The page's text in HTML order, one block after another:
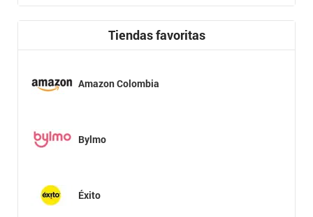
Tiendas favoritas
Amazon Colombia
Bylmo
Éxito